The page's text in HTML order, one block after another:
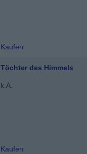
Kaufen
Töchter des Himmels
k.A.
Kaufen